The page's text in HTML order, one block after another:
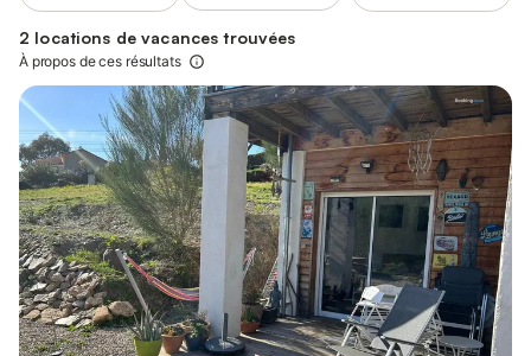
2 locations de vacances trouvées
À propos de ces résultats